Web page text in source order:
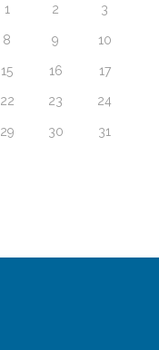
1 2 3
8 9 10
15 16 17
22 23 24
29 30 31